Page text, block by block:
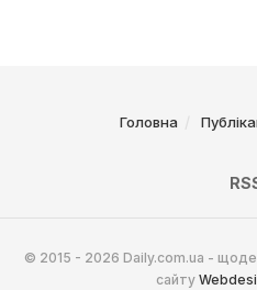
Головна
© 2015 - 2026 Daily.com.ua -
сайту